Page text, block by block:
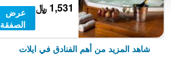
1,531 ﷼
عرض
الصفقة
شاهد المزيد من أهم الفنادق في ايلات